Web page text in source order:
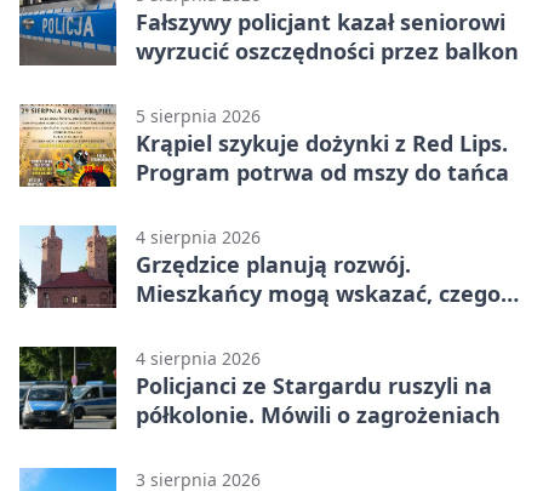
Fałszywy policjant kazał seniorowi
wyrzucić oszczędności przez balkon
5 sierpnia 2026
Krąpiel szykuje dożynki z Red Lips.
Program potrwa od mszy do tańca
4 sierpnia 2026
Grzędzice planują rozwój.
Mieszkańcy mogą wskazać, czego
4 sierpnia 2026
Policjanci ze Stargardu ruszyli na
półkolonie. Mówili o zagrożeniach
3 sierpnia 2026